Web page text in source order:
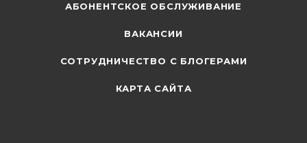
АБОНЕНТСКОЕ ОБСЛУЖИВАНИЕ
ВАКАНСИИ
СОТРУДНИЧЕСТВО С БЛОГЕРАМИ
КАРТА САЙТА